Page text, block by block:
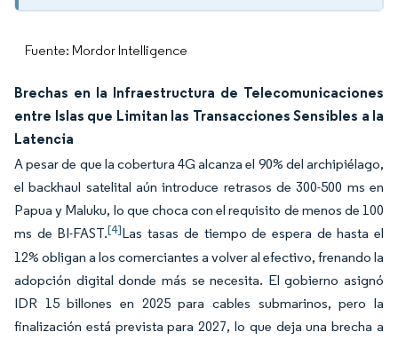
Fuente: Mordor Intelligence
Brechas en la Infraestructura de Telecomunicaciones
entre Islas que Limitan las Transacciones Sensibles a la
Latencia
A pesar de que la cobertura 4G alcanza el 90% del archipiélago,
el backhaul satelital aún introduce retrasos de 300-500 ms en
Papua y Maluku, lo que choca con el requisito de menos de 100
ms de BI-FAST.[4]Las tasas de tiempo de espera de hasta el
12% obligan a los comerciantes a volver al efectivo, frenando la
adopción digital donde más se necesita. El gobierno asignó
IDR 15 billones en 2025 para cables submarinos, pero la
finalización está prevista para 2027, lo que deja una brecha a